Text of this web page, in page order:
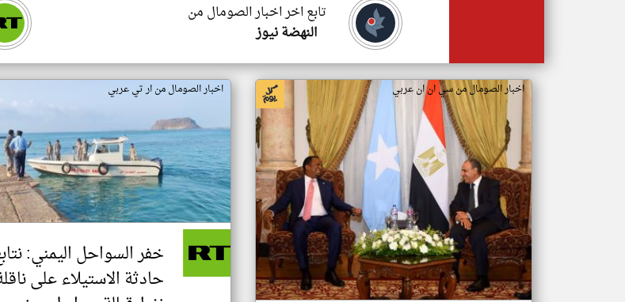
تابع اخر اخبار الصومال من
النهضة نيوز
اخبار الصومال من سي ان ان عربي اخبار الصومال من ار تي عربي
خفر السواحل اليمني:
حادثة الاستيلاء على